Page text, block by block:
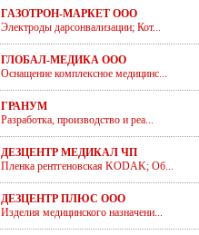
ГАЗОТРОН-МАРКЕТ ООО
Электроды дарсонвализации; Кот...
ГЛОБАЛ-МЕДИКА ООО
Оснащение комплексное медицинс...
ГРАНУМ
Разработка, производство и реа...
ДЕЗЦЕНТР МЕДИКАЛ ЧП
Пленка рентгеновская KODAK; Об...
ДЕЗЦЕНТР ПЛЮС ООО
Изделия медицинского назначени...